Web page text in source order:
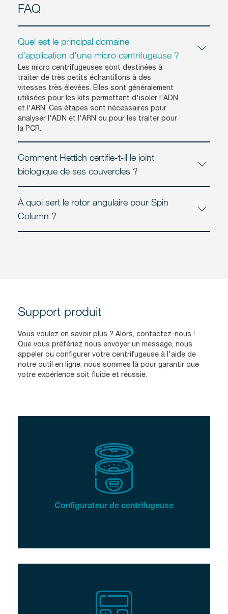
FAQ
Quel est le principal domaine
d'application d'une micro centrifugeuse ?
Les micro centrifugeuses sont destinées à
traiter de très petits échantillons à des
vitesses très élevées. Elles sont généralement
utilisées pour les kits permettant d'isoler l'ADN
et l'ARN. Ces étapes sont nécessaires pour
analyser l'ADN et l'ARN ou pour les traiter pour
la PCR.
Comment Hettich certifie-t-il le joint
biologique de ses couvercles ?
À quoi sert le rotor angulaire pour Spin
Column ?
Support produit
Vous voulez en savoir plus ? Alors, contactez-nous !
Que vous préfériez nous envoyer un message, nous
appeler ou configurer votre centrifugeuse à l'aide de
notre outil en ligne, nous sommes là pour garantir que
votre expérience soit fluide et réussie.
Configurateur de centrifugeuse